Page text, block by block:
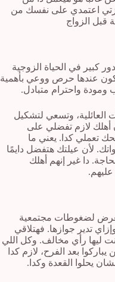
اعتمدي على نفسك من
الزواج
كبير في الحياة الزوجية
عندها حرص ووعي بأهمية
ومودة واحترام متبادل.
وتسعي لتشكيل
أهلك لازم تفضلي على
تعملي كدا. يعني ما
لأن عيلتك هتفضل دايمًا
دا غير إنهم أهلك
لضغوطات مجتمعية
تدير جوازها. فهتلاقي
ليها رأي مخالف. وكل اللي
بعد الفرح، لازم كدا
يحلوا القعدة وكدا.